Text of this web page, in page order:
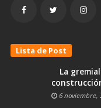
Lista de Post
La
6 noviembre,